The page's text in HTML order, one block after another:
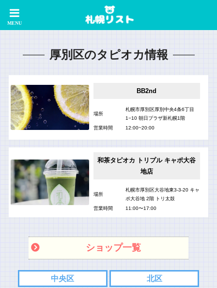
厚別区のタピオカ情報
BB2nd
場所
札幌市厚別区厚別中央4条6丁目
1−10 朝日プラザ新札幌1階
営業時間
12:00~20:00
和茶タピオカ トリプル キャポ大谷
地店
場所
札幌市厚別区大谷地東3-3-20 キャ
ポ大谷地 2階 トリ太鼓
営業時間
11:00〜17:00
ショップ一覧
中央区 北区